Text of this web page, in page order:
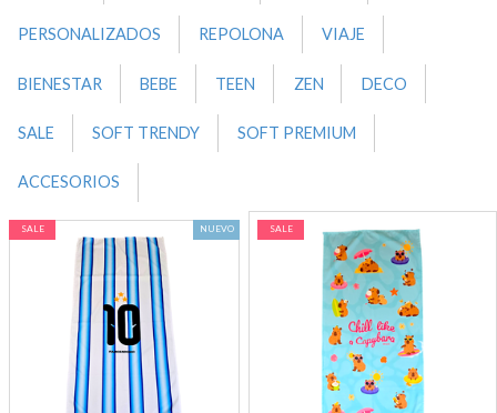
PERSONALIZADOS REPOLONA VIAJE
BIENESTAR BEBE TEEN ZEN DECO
SALE SOFT TRENDY SOFT PREMIUM
ACCESORIOS
NUEVO
SALE SALE